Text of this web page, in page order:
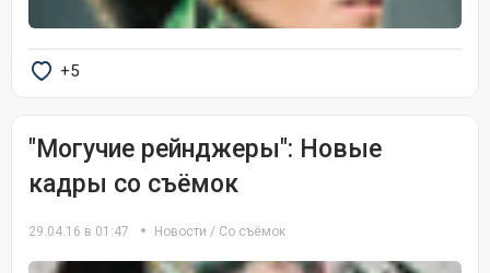
+5
"Могучие рейнджеры": Новые
кадры со съёмок
29.04.16 в 01:47 Новости / Со съёмок